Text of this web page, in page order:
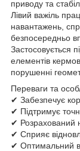
приводу та
Лівий важіль
навантажень,
безпосередньо
Застосовується
елементів
порушенні
Переваги та
✔ Забезпечує
✔ Підтримує
✔ Розрахований
✔ Сприяє
✔ Оптимальний